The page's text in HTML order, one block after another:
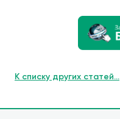
К списку других статей...